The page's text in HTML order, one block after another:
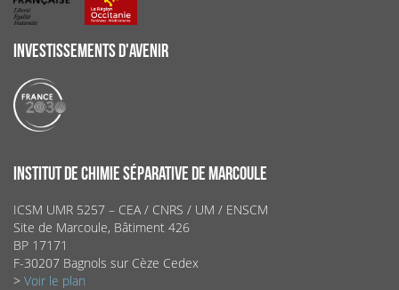
INVESTISSEMENTS D'AVENIR
INSTITUT DE CHIMIE SÉPARATIVE DE MARCOULE
ICSM UMR 5257 – CEA / CNRS / UM / ENSCM
Site de Marcoule, Bâtiment 426
BP 17171
F-30207 Bagnols sur Cèze Cedex
> Voir le plan